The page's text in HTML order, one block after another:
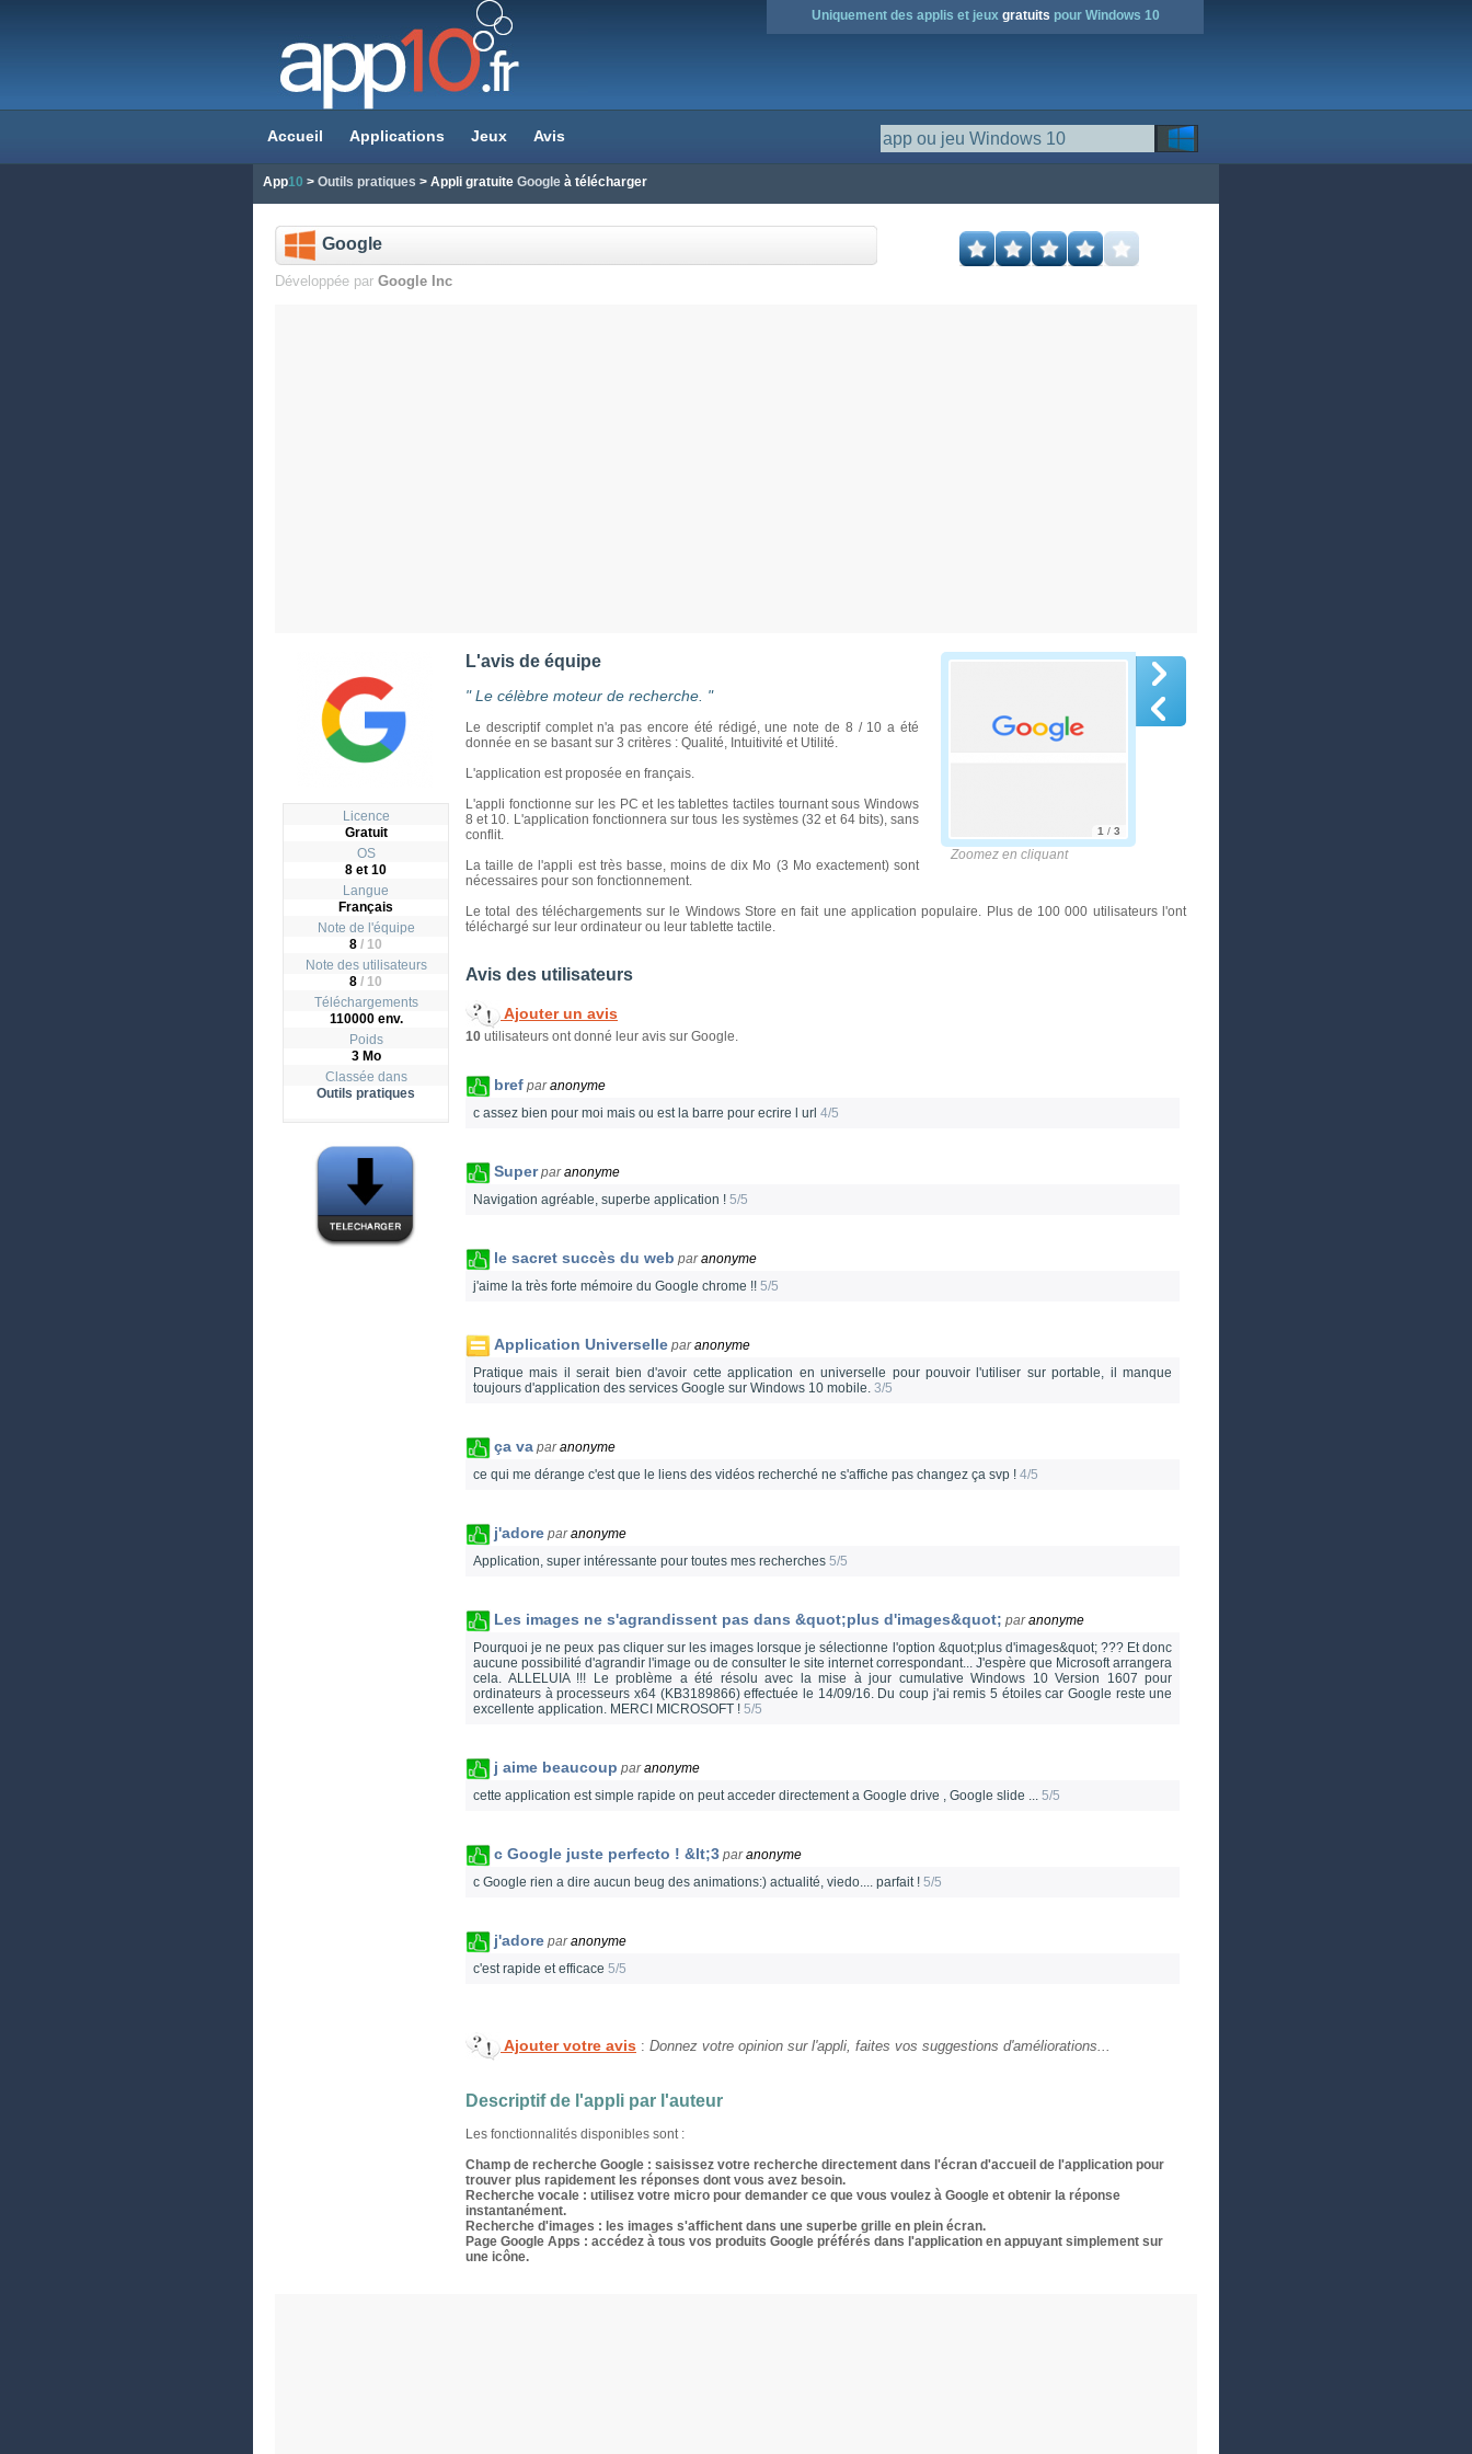
Uniquement des applis et jeux gratuits pour Windows 10
Accueil Applications Jeux Avis
App10 > Outils pratiques > Appli gratuite Google à télécharger
Google
Développée par Google Inc
Licence
Gratuit
OS
8 et 10
Langue
Français
Note de l'équipe
8 / 10
Note des utilisateurs
8 / 10
Téléchargements
110000 env.
Poids
3 Mo
Classée dans
Outils pratiques
1 / 3
Zoomez en cliquant
L'avis de équipe
" Le célèbre moteur de recherche. "
Le descriptif complet n'a pas encore été rédigé, une note de 8 / 10 a été
donnée en se basant sur 3 critères : Qualité, Intuitivité et Utilité.
L'application est proposée en français.
L'appli fonctionne sur les PC et les tablettes tactiles tournant sous Windows
8 et 10. L'application fonctionnera sur tous les systèmes (32 et 64 bits), sans
conflit.
La taille de l'appli est très basse, moins de dix Mo (3 Mo exactement) sont
nécessaires pour son fonctionnement.
Le total des téléchargements sur le Windows Store en fait une application populaire. Plus de 100 000 utilisateurs l'ont
téléchargé sur leur ordinateur ou leur tablette tactile.
Avis des utilisateurs
Ajouter un avis
10 utilisateurs ont donné leur avis sur Google.
bref paranonyme
c assez bien pour moi mais ou est la barre pour ecrire l url 4/5
Super paranonyme
Navigation agréable, superbe application ! 5/5
le sacret succès du web paranonyme
j'aime la très forte mémoire du Google chrome !! 5/5
Application Universelle paranonyme
Pratique mais il serait bien d'avoir cette application en universelle pour pouvoir l'utiliser sur portable, il manque
toujours d'application des services Google sur Windows 10 mobile. 3/5
ça va paranonyme
ce qui me dérange c'est que le liens des vidéos recherché ne s'affiche pas changez ça svp ! 4/5
j'adore paranonyme
Application, super intéressante pour toutes mes recherches 5/5
Les images ne s'agrandissent pas dans &quot;plus d'images&quot; paranonyme
Pourquoi je ne peux pas cliquer sur les images lorsque je sélectionne l'option &quot;plus d'images&quot; ??? Et donc
aucune possibilité d'agrandir l'image ou de consulter le site internet correspondant... J'espère que Microsoft arrangera
cela. ALLELUIA !!! Le problème a été résolu avec la mise à jour cumulative Windows 10 Version 1607 pour
ordinateurs à processeurs x64 (KB3189866) effectuée le 14/09/16. Du coup j'ai remis 5 étoiles car Google reste une
excellente application. MERCI MICROSOFT ! 5/5
j aime beaucoup paranonyme
cette application est simple rapide on peut acceder directement a Google drive , Google slide ... 5/5
c Google juste perfecto ! &lt;3 paranonyme
c Google rien a dire aucun beug des animations:) actualité, viedo.... parfait ! 5/5
j'adore paranonyme
c'est rapide et efficace 5/5
Ajouter votre avis : Donnez votre opinion sur l'appli, faites vos suggestions d'améliorations...
Descriptif de l'appli par l'auteur
Les fonctionnalités disponibles sont :
Champ de recherche Google : saisissez votre recherche directement dans l'écran d'accueil de l'application pour
trouver plus rapidement les réponses dont vous avez besoin.
Recherche vocale : utilisez votre micro pour demander ce que vous voulez à Google et obtenir la réponse
instantanément.
Recherche d'images : les images s'affichent dans une superbe grille en plein écran.
Page Google Apps : accédez à tous vos produits Google préférés dans l'application en appuyant simplement sur
une icône.